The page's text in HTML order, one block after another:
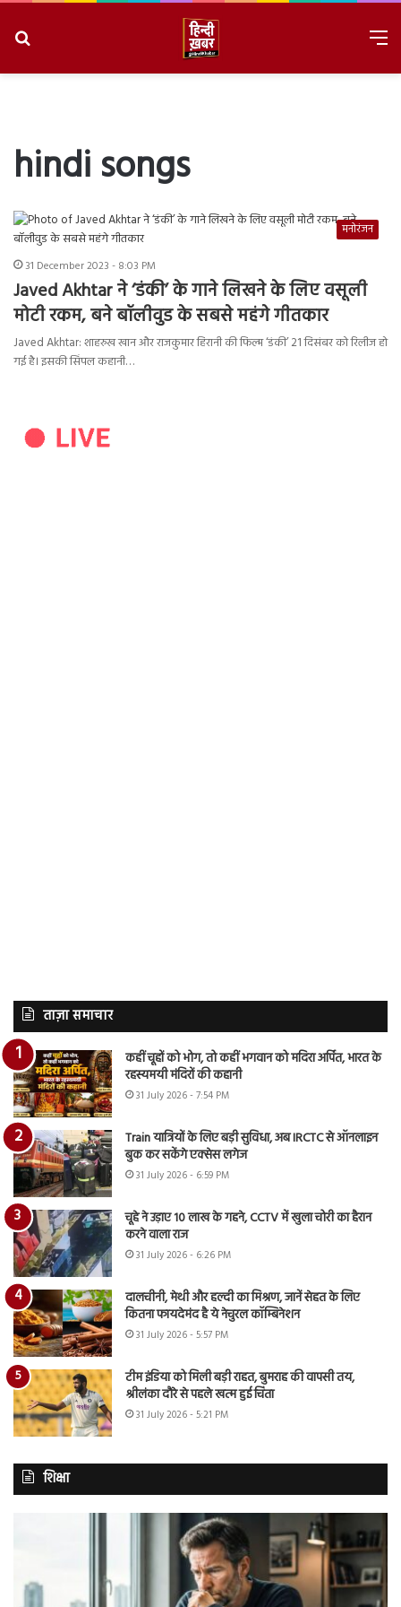
hindi songs
मनोरंजन
31 December 2023 - 8:03 PM
Javed Akhtar ने ‘डंकी’ के गाने लिखने के लिए वसूली
मोटी रकम, बने बॉलीवुड के सबसे महंगे गीतकार
Javed Akhtar: शाहरुख खान और राजकुमार हिरानी की फिल्म ‘डंकी’ 21 दिसंबर को रिलीज हो
गई है। इसकी सिंपल कहानी…
ताज़ा समाचार
कहीं चूहों को भोग, तो कहीं भगवान को मदिरा अर्पित, भारत के
रहस्यमयी मंदिरों की कहानी
31 July 2026 - 7:54 PM
Train यात्रियों के लिए बड़ी सुविधा, अब IRCTC से ऑनलाइन
बुक कर सकेंगे एक्सेस लगेज
31 July 2026 - 6:59 PM
चूहे ने उड़ाए 10 लाख के गहने, CCTV में खुला चोरी का हैरान
करने वाला राज
31 July 2026 - 6:26 PM
दालचीनी, मेथी और हल्दी का मिश्रण, जानें सेहत के लिए
कितना फायदेमंद है ये नेचुरल कॉम्बिनेशन
31 July 2026 - 5:57 PM
टीम इंडिया को मिली बड़ी राहत, बुमराह की वापसी तय,
श्रीलंका दौरे से पहले खत्म हुई चिंता
31 July 2026 - 5:21 PM
शिक्षा